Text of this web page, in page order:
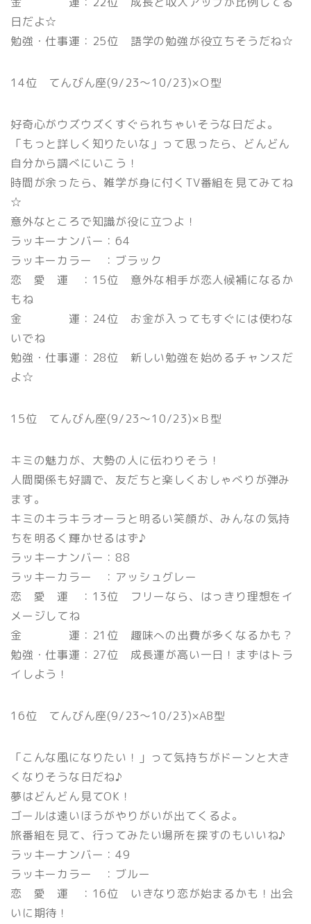
日だよ☆
勉強・仕事運：25位 語学の勉強が役立ちそうだね☆
14位 てんびん座(9/23〜10/23)×Ｏ型
好奇心がウズウズくすぐられちゃいそうな日だよ。
「もっと詳しく知りたいな」って思ったら、どんどん
自分から調べにいこう！
時間が余ったら、雑学が身に付くTV番組を見てみてね
☆
意外なところで知識が役に立つよ！
ラッキーナンバー：64
ラッキーカラー ：ブラック
恋 愛 運 ：15位 意外な相手が恋人候補になるか
もね
金 運：24位 お金が入ってもすぐには使わな
いでね
勉強・仕事運：28位 新しい勉強を始めるチャンスだ
よ☆
15位 てんびん座(9/23〜10/23)×Ｂ型
キミの魅力が、大勢の人に伝わりそう！
人間関係も好調で、友だちと楽しくおしゃべりが弾み
ます。
キミのキラキラオーラと明るい笑顔が、みんなの気持
ちを明るく輝かせるはず♪
ラッキーナンバー：88
ラッキーカラー ：アッシュグレー
恋 愛 運 ：13位 フリーなら、はっきり理想をイ
メージしてね
金 運：21位 趣味への出費が多くなるかも？
勉強・仕事運：27位 成長運が高い一日！まずはトラ
イしよう！
16位 てんびん座(9/23〜10/23)×AB型
「こんな風になりたい！」って気持ちがドーンと大き
くなりそうな日だね♪
夢はどんどん見てOK！
ゴールは遠いほうがやりがいが出てくるよ。
旅番組を見て、行ってみたい場所を探すのもいいね♪
ラッキーナンバー：49
ラッキーカラー ：ブルー
恋 愛 運 ：16位 いきなり恋が始まるかも！出会
いに期待！